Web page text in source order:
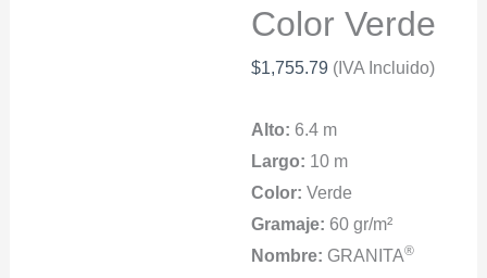
Color Verde
$1,755.79 (IVA Incluido)
Alto: 6.4 m
Largo: 10 m
Color: Verde
Gramaje: 60 gr/m²
Nombre: GRANITA®